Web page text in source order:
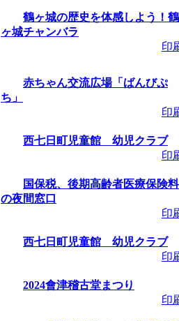
鶴ヶ城の歴史を体感しよう！鶴
ヶ城チャンバラ
印
赤ちゃん交流広場「ばんびぷ
ち」
印
西七日町児童館 幼児クラブ
印
国保税、後期高齢者医療保険料
の夜間窓口
印
西七日町児童館 幼児クラブ
印
2024會津稽古堂まつり
印